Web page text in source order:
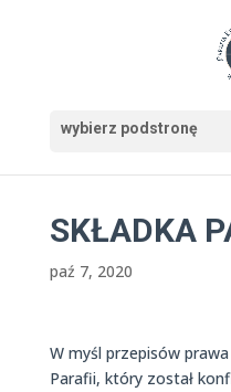
SKŁADKA
paź 7, 2020
W myśl przepisów
Parafii, który został